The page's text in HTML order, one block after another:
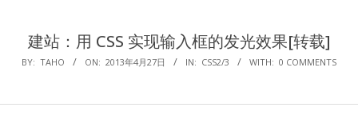
建站：用 CSS 实现输入框的发光效果[转载]
BY: TAHO ON: 2013年4月27日 IN: CSS2/3 WITH: 0 COMMENTS